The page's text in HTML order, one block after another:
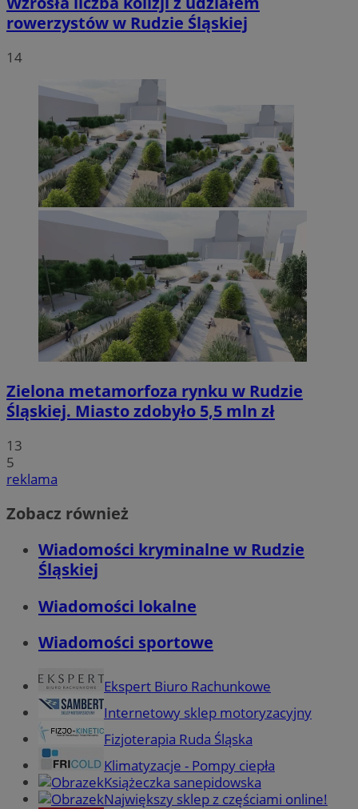
rowerzystów w Rudzie Śląskiej
14
Zielona metamorfoza rynku w Rudzie
Śląskiej. Miasto zdobyło 5,5 mln zł
13
5
reklama
Zobacz również
Wiadomości kryminalne w Rudzie
Śląskiej
Wiadomości lokalne
Wiadomości sportowe
Ekspert Biuro Rachunkowe
Internetowy sklep motoryzacyjny
Fizjoterapia Ruda Śląska
Klimatyzacje - Pompy ciepła
Książeczka sanepidowska
Największy sklep z częściami online!